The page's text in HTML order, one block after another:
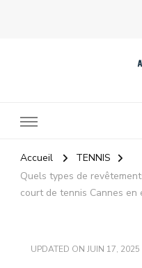
Accueil
TENNIS
Quels types de
court de tennis Cannes en
UPDATED ON JUIN 17, 2025